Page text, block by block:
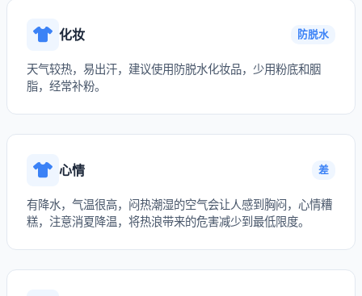
化妆 防脱水
天气较热，易出汗，建议使用防脱水化妆品，少用粉底和胭
脂，经常补粉。
心情 差
有降水，气温很高，闷热潮湿的空气会让人感到胸闷，心情糟
糕，注意消夏降温，将热浪带来的危害减少到最低限度。